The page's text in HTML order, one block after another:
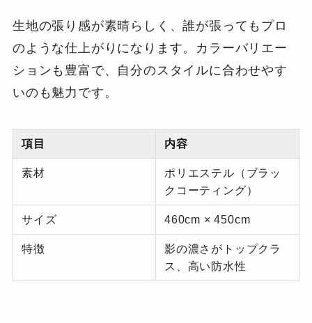
生地の張り感が素晴らしく、誰が張ってもプロ
のような仕上がりになります。カラーバリエー
ションも豊富で、自分のスタイルに合わせやす
いのも魅力です。
項目 内容
素材
ポリエステル（ブラッ
クコーティング）
サイズ 460cm × 450cm
特徴
影の濃さがトップクラ
ス、高い防水性